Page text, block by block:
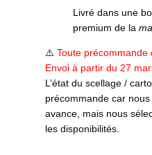
Livré dans une
premium de la
⚠️ Toute précommande
Envoi à partir du 27
L’état du scellage /
précommande car
avance, mais nous
les disponibilités.